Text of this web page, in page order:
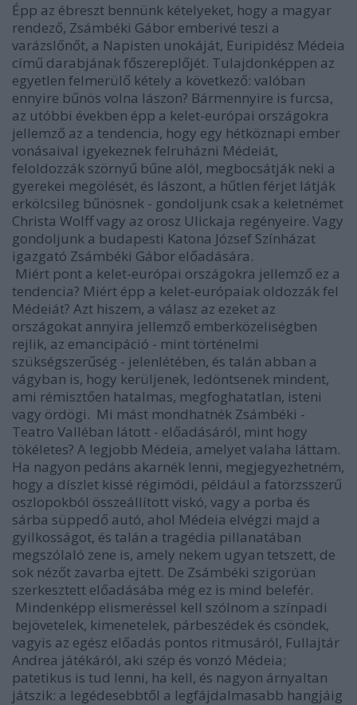
Épp az ébreszt bennünk kételyeket, hogy a magyar
rendező, Zsámbéki Gábor emberivé teszi a
varázslőnőt, a Napisten unokáját, Euripidész Médeia
című darabjának főszereplőjét. Tulajdonképpen az
egyetlen felmerülő kétely a következő: valóban
ennyire bűnös volna Iászon? Bármennyire is furcsa,
az utóbbi években épp a kelet-európai országokra
jellemző az a tendencia, hogy egy hétköznapi ember
vonásaival igyekeznek felruházni Médeiát,
feloldozzák szörnyű bűne alól, megbocsátják neki a
gyerekei megölését, és Iászont, a hűtlen férjet látják
erkölcsileg bűnösnek - gondoljunk csak a keletnémet
Christa Wolff vagy az orosz Ulickaja regényeire. Vagy
gondoljunk a budapesti Katona József Színházat
igazgató Zsámbéki Gábor előadására.
Miért pont a kelet-európai országokra jellemző ez a
tendencia? Miért épp a kelet-európaiak oldozzák fel
Médeiát? Azt hiszem, a válasz az ezeket az
országokat annyira jellemző emberközeliségben
rejlik, az emancipáció - mint történelmi
szükségszerűség - jelenlétében, és talán abban a
vágyban is, hogy kerüljenek, ledöntsenek mindent,
ami rémisztően hatalmas, megfoghatatlan, isteni
vagy ördögi. Mi mást mondhatnék Zsámbéki -
Teatro Valléban látott - előadásáról, mint hogy
tökéletes? A legjobb Médeia, amelyet valaha láttam.
Ha nagyon pedáns akarnék lenni, megjegyezhetném,
hogy a díszlet kissé régimódi, például a fatörzsszerű
oszlopokból összeállított viskó, vagy a porba és
sárba süppedő autó, ahol Médeia elvégzi majd a
gyilkosságot, és talán a tragédia pillanatában
megszólaló zene is, amely nekem ugyan tetszett, de
sok nézőt zavarba ejtett. De Zsámbéki szigorúan
szerkesztett előadásába még ez is mind belefér.
Mindenképp elismeréssel kell szólnom a színpadi
bejövetelek, kimenetelek, párbeszédek és csöndek,
vagyis az egész előadás pontos ritmusáról, Fullajtár
Andrea játékáról, aki szép és vonzó Médeia;
patetikus is tud lenni, ha kell, és nagyon árnyaltan
játszik: a legédesebbtől a legfájdalmasabb hangjáig